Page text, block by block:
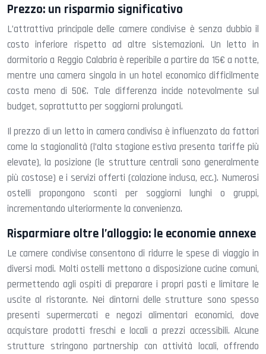
Prezzo: un risparmio significativo
L’attrattiva principale delle camere condivise è senza dubbio il
costo inferiore rispetto ad altre sistemazioni. Un letto in
dormitorio a Reggio Calabria è reperibile a partire da 15€ a notte,
mentre una camera singola in un hotel economico difficilmente
costa meno di 50€. Tale differenza incide notevolmente sul
budget, soprattutto per soggiorni prolungati.
Il prezzo di un letto in camera condivisa è influenzato da fattori
come la stagionalità (l’alta stagione estiva presenta tariffe più
elevate), la posizione (le strutture centrali sono generalmente
più costose) e i servizi offerti (colazione inclusa, ecc.). Numerosi
ostelli propongono sconti per soggiorni lunghi o gruppi,
incrementando ulteriormente la convenienza.
Risparmiare oltre l’alloggio: le economie annexe
Le camere condivise consentono di ridurre le spese di viaggio in
diversi modi. Molti ostelli mettono a disposizione cucine comuni,
permettendo agli ospiti di preparare i propri pasti e limitare le
uscite al ristorante. Nei dintorni delle strutture sono spesso
presenti supermercati e negozi alimentari economici, dove
acquistare prodotti freschi e locali a prezzi accessibili. Alcune
strutture stringono partnership con attività locali, offrendo